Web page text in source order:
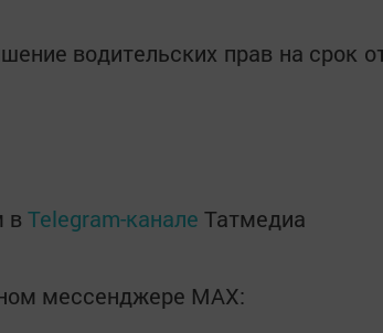
водительских прав на срок
в Telegram-канале Татмедиа
мессенджере MАХ: